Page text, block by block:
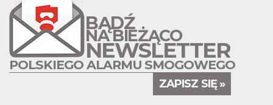
BĄDŹ
NA BIEŻĄCO
NEWSLETTER
POLSKIEGO ALARMU SMOGOWEGO
ZAPISZ SIĘ »